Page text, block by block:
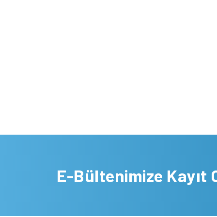
E-Bültenimize Kayıt